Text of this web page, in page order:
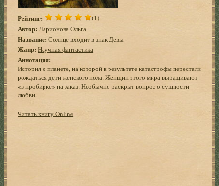
Рейтинг: (1)
Автор: Ларионова Ольга
Название: Солнце входит в знак Девы
Жанр: Научная фантастика
Аннотация:
История о планете, на которой в результате катастрофы перестали
рождаться дети женского пола. Женщин этого мира выращивают
«в пробирке» на заказ. Необычно раскрыт вопрос о сущности
любви.
Читать книгу Online